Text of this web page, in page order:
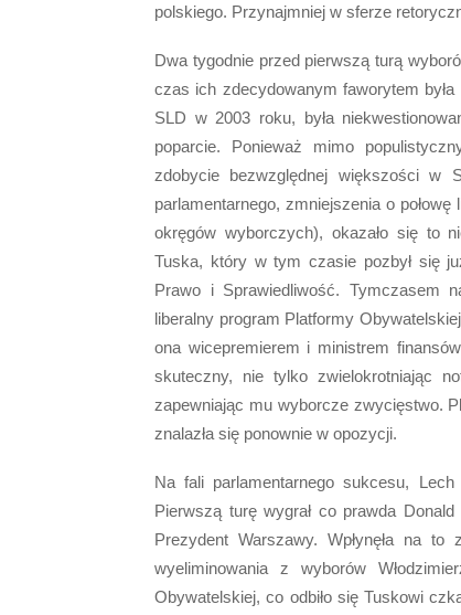
polskiego. Przynajmniej w sferze
Dwa tygodnie przed pierwszą turą
czas ich zdecydowanym faworytem
SLD w 2003 roku, była
poparcie. Ponieważ mimo
zdobycie bezwzględnej większości w
parlamentarnego, zmniejszenia o
okręgów wyborczych), okazało się to
Tuska, który w tym czasie pozbył się
Prawo i Sprawiedliwość. Tymczasem
liberalny program Platformy
ona wicepremierem i ministrem
skuteczny, nie tylko zwielokrotniając
zapewniając mu wyborcze zwycięstwo.
znalazła się ponownie w opozycji.
Na fali parlamentarnego sukcesu,
Pierwszą turę wygrał co prawda
Prezydent Warszawy. Wpłynęła na
wyeliminowania z wyborów
Obywatelskiej, co odbiło się Tuskowi